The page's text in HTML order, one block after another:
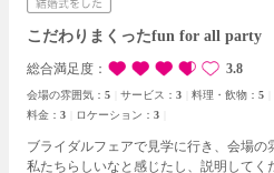
こだわりまくったfun for all party
総合満足度 3.8
会場の雰囲気： 5 サービス： 3 料理・飲物： 5
料金： 3 ロケーション： 3
ブライダルフェアで見学に行き、会場の
私たちらしいなと感じたし、説明してく